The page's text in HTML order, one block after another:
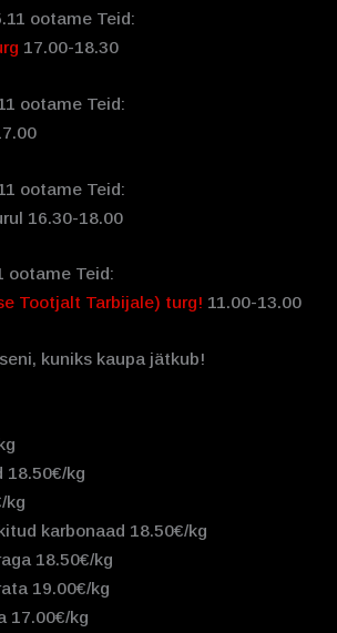
ootame Teid:
17.00-18.30
ootame Teid:
ootame Teid:
16.30-18.00
ootame Teid:
Tootjalt Tarbijale) turg! 11.00-13.00
kuniks kaupa jätkub!
18.50€/kg
kg
karbonaad 18.50€/kg
18.50€/kg
19.00€/kg
17.00€/kg